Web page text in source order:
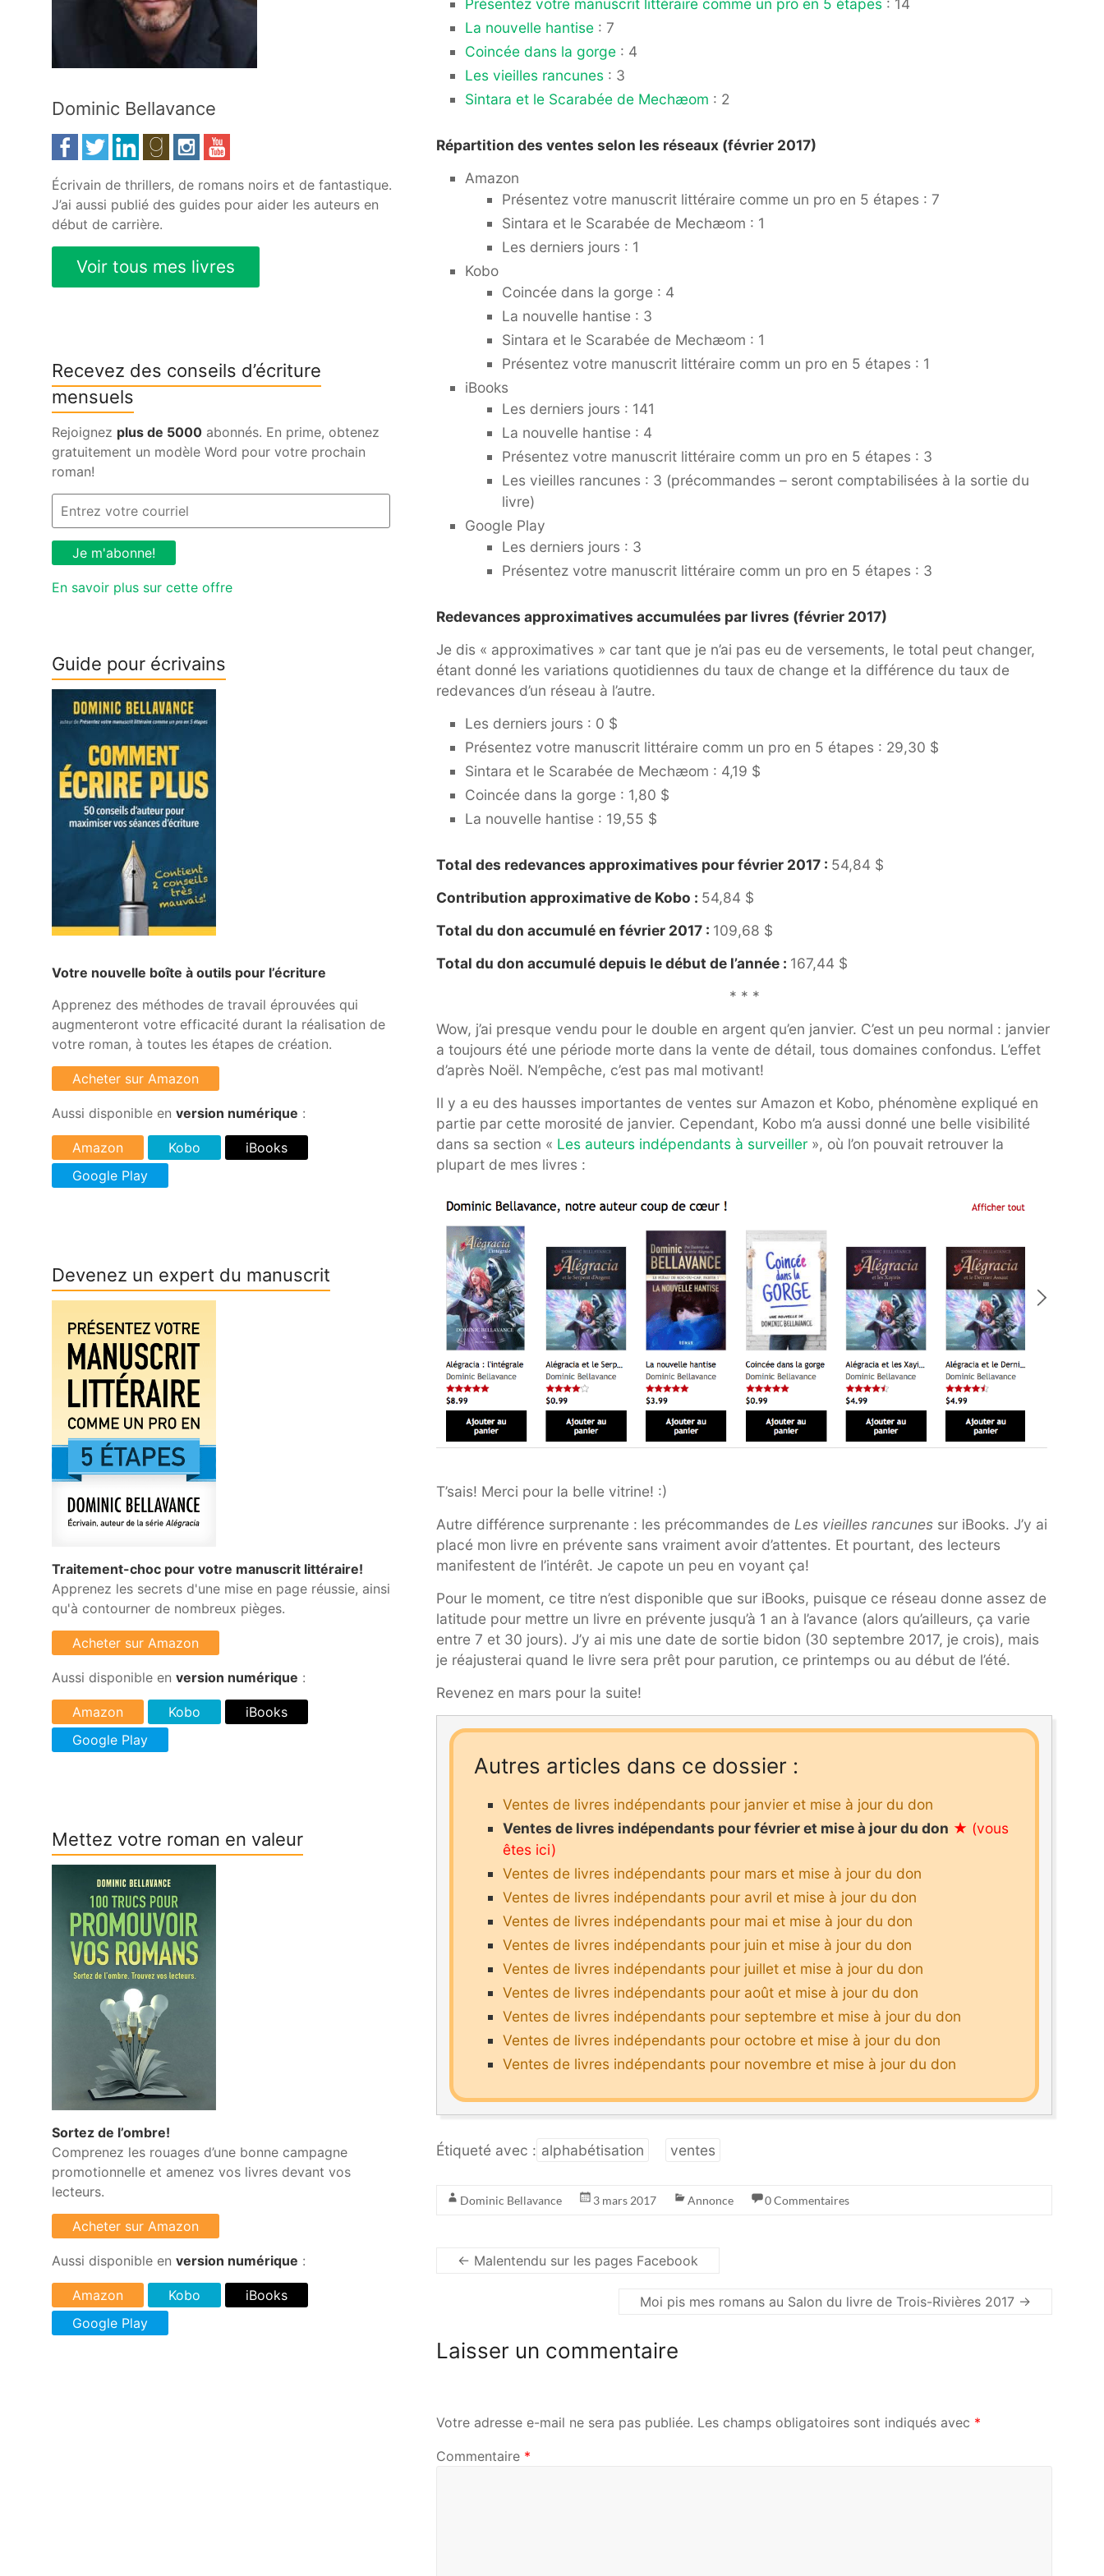
Présentez votre manuscrit littéraire comme un pro en 5 étapes : 14
La nouvelle hantise : 7
Coincée dans la gorge : 4
Les vieilles rancunes : 3
Sintara et le Scarabée de Mechæom : 2
Répartition des ventes selon les réseaux (février 2017)
Amazon
Présentez votre manuscrit littéraire comme un pro en 5 étapes : 7
Sintara et le Scarabée de Mechæom : 1
Les derniers jours : 1
Kobo
Coincée dans la gorge : 4
La nouvelle hantise : 3
Sintara et le Scarabée de Mechæom : 1
Présentez votre manuscrit littéraire comm un pro en 5 étapes : 1
iBooks
Les derniers jours : 141
La nouvelle hantise : 4
Présentez votre manuscrit littéraire comm un pro en 5 étapes : 3
Les vieilles rancunes : 3 (précommandes – seront comptabilisées à la sortie du
livre)
Google Play
Les derniers jours : 3
Présentez votre manuscrit littéraire comm un pro en 5 étapes : 3
Redevances approximatives accumulées par livres (février 2017)
Je dis « approximatives » car tant que je n’ai pas eu de versements, le total peut changer,
étant donné les variations quotidiennes du taux de change et la différence du taux de
redevances d’un réseau à l’autre.
Les derniers jours : 0 $
Présentez votre manuscrit littéraire comm un pro en 5 étapes : 29,30 $
Sintara et le Scarabée de Mechæom : 4,19 $
Coincée dans la gorge : 1,80 $
La nouvelle hantise : 19,55 $
Total des redevances approximatives pour février 2017 : 54,84 $
Contribution approximative de Kobo : 54,84 $
Total du don accumulé en février 2017 : 109,68 $
Total du don accumulé depuis le début de l’année : 167,44 $
* * *
Wow, j’ai presque vendu pour le double en argent qu’en janvier. C’est un peu normal : janvier
a toujours été une période morte dans la vente de détail, tous domaines confondus. L’effet
d’après Noël. N’empêche, c’est pas mal motivant!
Il y a eu des hausses importantes de ventes sur Amazon et Kobo, phénomène expliqué en
partie par cette morosité de janvier. Cependant, Kobo m’a aussi donné une belle visibilité
dans sa section « Les auteurs indépendants à surveiller », où l’on pouvait retrouver la
plupart de mes livres :
T’sais! Merci pour la belle vitrine! :)
Autre différence surprenante : les précommandes de Les vieilles rancunes sur iBooks. J’y ai
placé mon livre en prévente sans vraiment avoir d’attentes. Et pourtant, des lecteurs
manifestent de l’intérêt. Je capote un peu en voyant ça!
Pour le moment, ce titre n’est disponible que sur iBooks, puisque ce réseau donne assez de
latitude pour mettre un livre en prévente jusqu’à 1 an à l’avance (alors qu’ailleurs, ça varie
entre 7 et 30 jours). J’y ai mis une date de sortie bidon (30 septembre 2017, je crois), mais
je réajusterai quand le livre sera prêt pour parution, ce printemps ou au début de l’été.
Revenez en mars pour la suite!
Autres articles dans ce dossier :
Ventes de livres indépendants pour janvier et mise à jour du don
Ventes de livres indépendants pour février et mise à jour du don
Ventes de livres indépendants pour mars et mise à jour du don
Ventes de livres indépendants pour avril et mise à jour du don
Ventes de livres indépendants pour mai et mise à jour du don
Ventes de livres indépendants pour juin et mise à jour du don
Ventes de livres indépendants pour juillet et mise à jour du don
Ventes de livres indépendants pour août et mise à jour du don
Ventes de livres indépendants pour septembre et mise à jour du don
Ventes de livres indépendants pour octobre et mise à jour du don
Ventes de livres indépendants pour novembre et mise à jour du don
Étiqueté avec : alphabétisation ventes
Dominic Bellavance 3 mars 2017 Annonce 0 Commentaires
← Malentendu sur les pages Facebook
Moi pis mes romans au Salon du livre de Trois-Rivières 2017 →
Laisser un commentaire
Votre adresse e-mail ne sera pas publiée. Les champs obligatoires sont indiqués avec *
Commentaire *
Dominic Bellavance
Écrivain de thrillers, de romans noirs et de fantastique.
J’ai aussi publié des guides pour aider les auteurs en
début de carrière.
Recevez des conseils d’écriture
mensuels
Rejoignez plus de 5000 abonnés. En prime, obtenez
gratuitement un modèle Word pour votre prochain
roman!
En savoir plus sur cette offre
Guide pour écrivains
Votre nouvelle boîte à outils pour l’écriture
Apprenez des méthodes de travail éprouvées qui
augmenteront votre efficacité durant la réalisation de
votre roman, à toutes les étapes de création.
Aussi disponible en version numérique :
Devenez un expert du manuscrit
Traitement-choc pour votre manuscrit littéraire!
Apprenez les secrets d'une mise en page réussie, ainsi
qu'à contourner de nombreux pièges.
Aussi disponible en version numérique :
Mettez votre roman en valeur
Sortez de l’ombre!
Comprenez les rouages d’une bonne campagne
promotionnelle et amenez vos livres devant vos
lecteurs.
Aussi disponible en version numérique :